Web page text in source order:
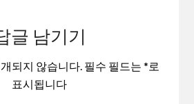
글 남기기
되지 않습니다. 필수 필드는 *로
표시됩니다